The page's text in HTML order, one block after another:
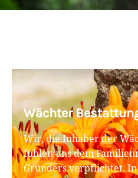
Wächter
Wir, die Inhaber der
fühlen uns dem
Gründers verpflichtet.